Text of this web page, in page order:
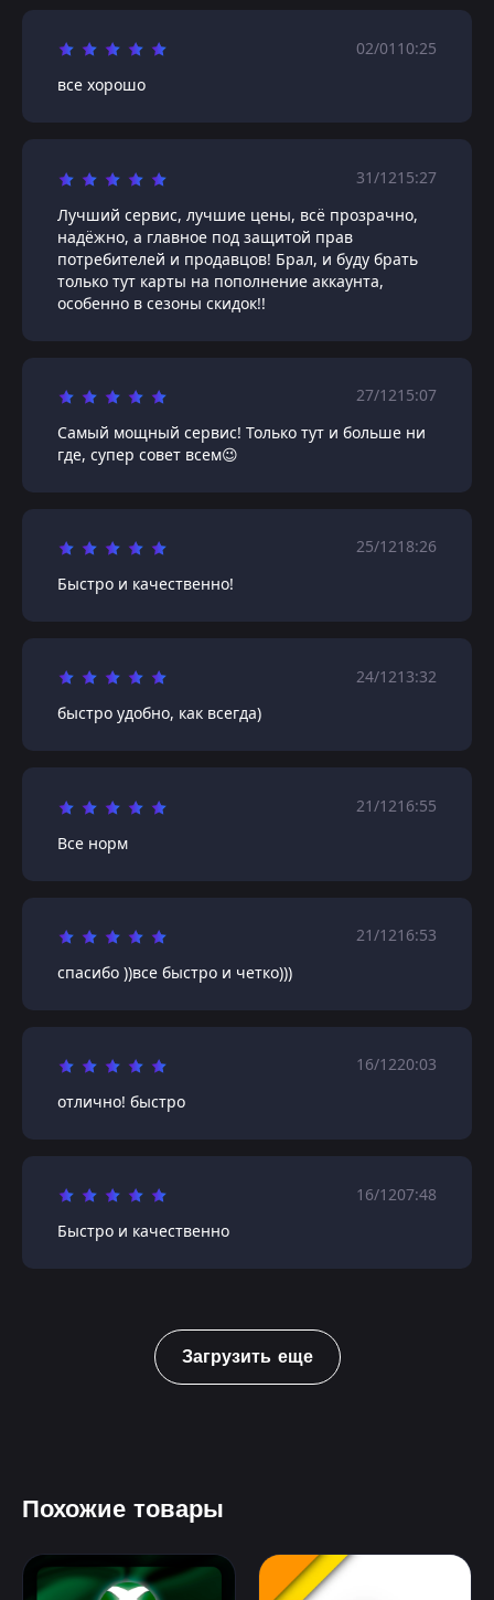
02/01 10:25
все хорошо
31/1215:27
Лучший сервис, лучшие цены, всё прозрачно,
надёжно, а главное под защитой прав
потребителей и продавцов! Брал, и буду брать
только тут карты на пополнение аккаунта,
особенно в сезоны скидок!!
27/1215:07
Самый мощный сервис! Только тут и больше ни
где, супер совет всем😉
25/1218:26
Быстро и качественно!
24/1213:32
быстро удобно, как всегда)
21/1216:55
Все норм
21/1216:53
спасибо ))все быстро и четко)))
16/1220:03
отлично! быстро
16/1207:48
Быстро и качественно
Загрузить еще
Похожие товары